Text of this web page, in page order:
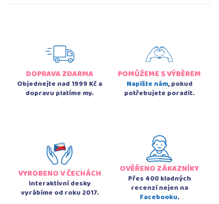
DOPRAVA ZDARMA
Objednejte nad 1999 Kč a
dopravu platíme my.
POMŮŽEME S VÝBĚREM
Napište nám, pokud
potřebujete poradit.
VYROBENO V ČECHÁCH
Interaktivní desky
vyrábíme od roku 2017.
OVĚŘENO ZÁKAZNÍKY
Přes 400 kladných
recenzí nejen na
Facebooku.